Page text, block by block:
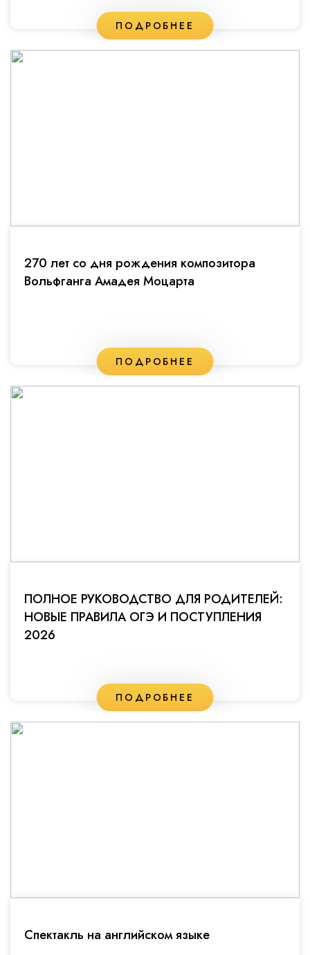
ПОДРОБНЕЕ
270 лет со дня рождения композитора
Вольфганга Амадея Моцарта
ПОДРОБНЕЕ
ПОЛНОЕ РУКОВОДСТВО ДЛЯ РОДИТЕЛЕЙ:
НОВЫЕ ПРАВИЛА ОГЭ И ПОСТУПЛЕНИЯ
2026
ПОДРОБНЕЕ
Спектакль на английском языке